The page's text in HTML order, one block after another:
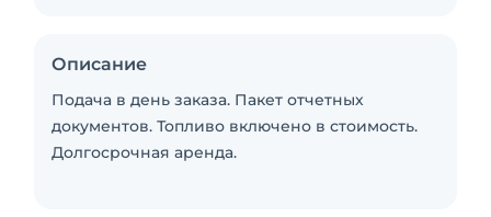
Описание
Подача в день заказа. Пакет отчетных
документов. Топливо включено в стоимость.
Долгосрочная аренда.